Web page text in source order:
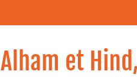
Alham et